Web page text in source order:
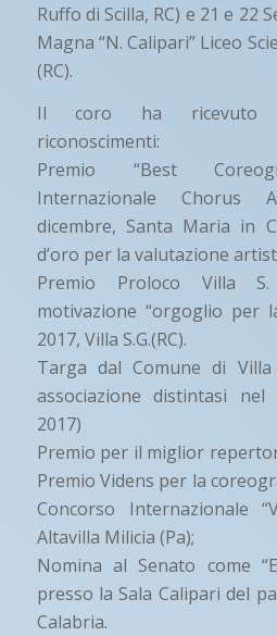
Ruffo di Scilla, RC) e 21 e 22
Magna “N. Calipari” Liceo
(RC).
Il coro ha ricevuto
riconoscimenti:
Premio “Best
Internazionale Chorus
dicembre, Santa Maria in
d’oro per la valutazione
Premio Proloco Villa
motivazione “orgoglio per
2017, Villa S.G.(RC).
Targa dal Comune di Villa
associazione distintasi
2017)
Premio per il miglior
Premio Videns per la
Concorso Internazionale
Altavilla Milicia (Pa);
Nomina al Senato come
presso la Sala Calipari del
Calabria.